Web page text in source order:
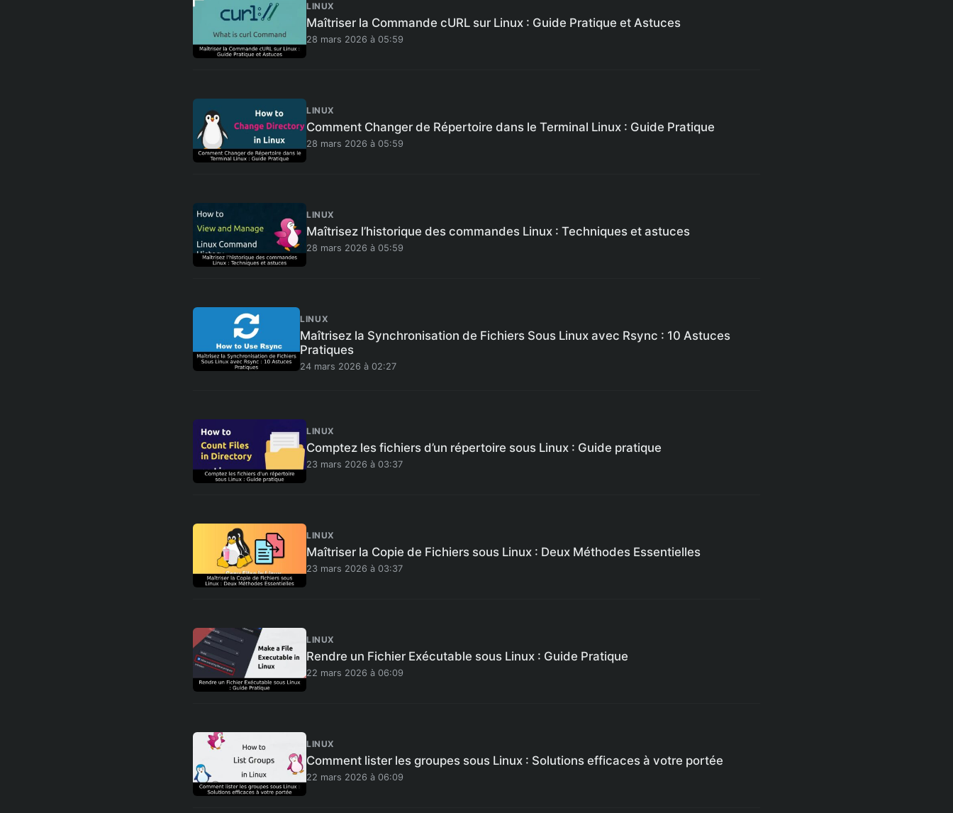
LINUX
Maîtriser la Commande cURL sur Linux : Guide Pratique et Astuces
28 mars 2026 à 05:59
LINUX
Comment Changer de Répertoire dans le Terminal Linux : Guide Pratique
28 mars 2026 à 05:59
LINUX
Maîtrisez l’historique des commandes Linux : Techniques et astuces
28 mars 2026 à 05:59
LINUX
Maîtrisez la Synchronisation de Fichiers Sous Linux avec Rsync : 10 Astuces
Pratiques
24 mars 2026 à 02:27
LINUX
Comptez les fichiers d’un répertoire sous Linux : Guide pratique
23 mars 2026 à 03:37
LINUX
Maîtriser la Copie de Fichiers sous Linux : Deux Méthodes Essentielles
23 mars 2026 à 03:37
LINUX
Rendre un Fichier Exécutable sous Linux : Guide Pratique
22 mars 2026 à 06:09
LINUX
Comment lister les groupes sous Linux : Solutions efficaces à votre portée
22 mars 2026 à 06:09